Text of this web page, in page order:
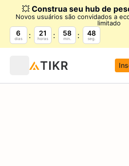
💥 Construa seu hub de
Novos usuários são convidados a
limitado
6
dias
21
horas
58
min.
47
seg.